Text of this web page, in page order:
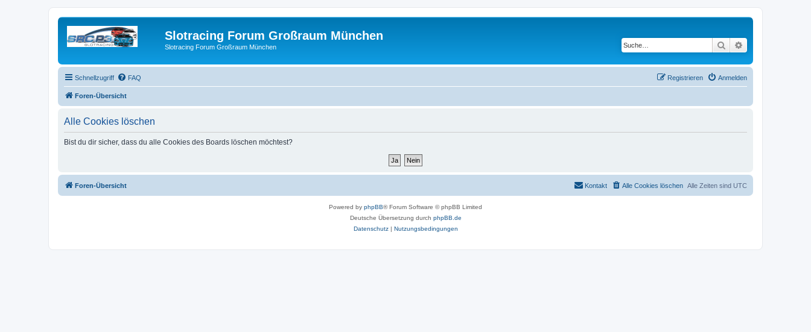
Slotracing Forum Großraum München
Slotracing Forum Großraum München Suche
Schnellzugriff FAQ Anmelden
Registrieren
Foren-Übersicht
Alle Cookies löschen
Bist du dir sicher, dass du alle Cookies des Boards löschen möchtest?
Foren-Übersicht Alle Zeiten sind UTC
Alle Cookies löschen
Kontakt
Powered by phpBB® Forum Software © phpBB Limited
Deutsche Übersetzung durch phpBB.de
Datenschutz| Nutzungsbedingungen